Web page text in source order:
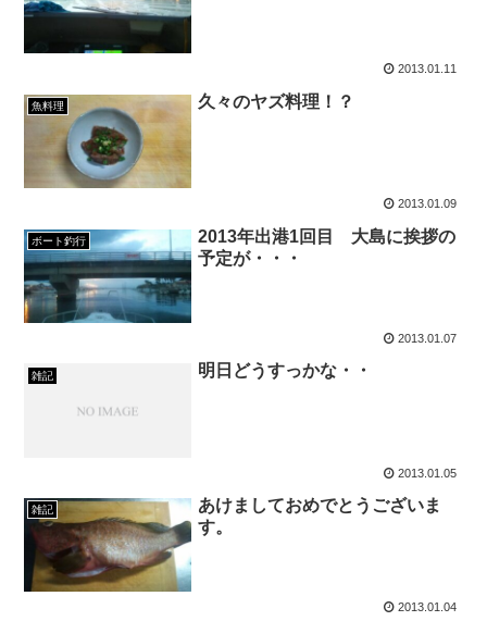
2013.01.11
魚料理 久々のヤズ料理！？
2013.01.09
ボート釣行
2013年出港1回目 大島に挨拶の
予定が・・・
2013.01.07
雑記 明日どうすっかな・・
2013.01.05
雑記
あけましておめでとうございま
す。
2013.01.04